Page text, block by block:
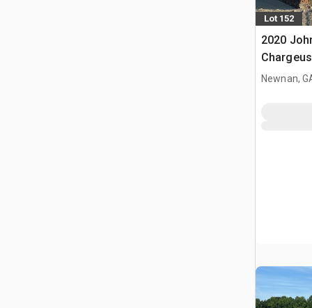
Lot 152
2020
Newnan,